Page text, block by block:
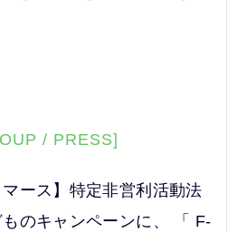
/ PRESS]
マース】特定非営利活動法
のキャンペーンに、 「 F-